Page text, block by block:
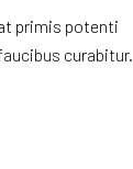
primis potenti
curabitur.